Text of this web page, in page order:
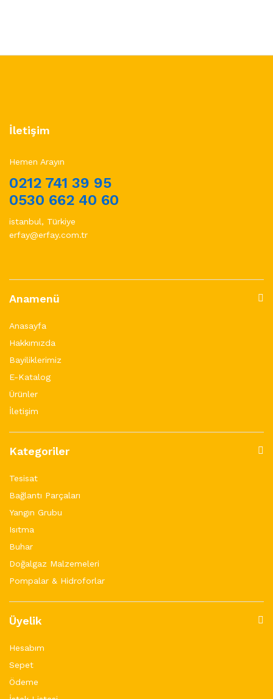
İletişim
Hemen Arayın
0212 741 39 95
0530 662 40 60
istanbul, Türkiye
erfay@erfay.com.tr
Anamenü
Anasayfa
Hakkımızda
Bayiliklerimiz
E-Katalog
Ürünler
İletişim
Kategoriler
Tesisat
Bağlantı Parçaları
Yangın Grubu
Isıtma
Buhar
Doğalgaz Malzemeleri
Pompalar & Hidroforlar
Üyelik
Hesabım
Sepet
Ödeme